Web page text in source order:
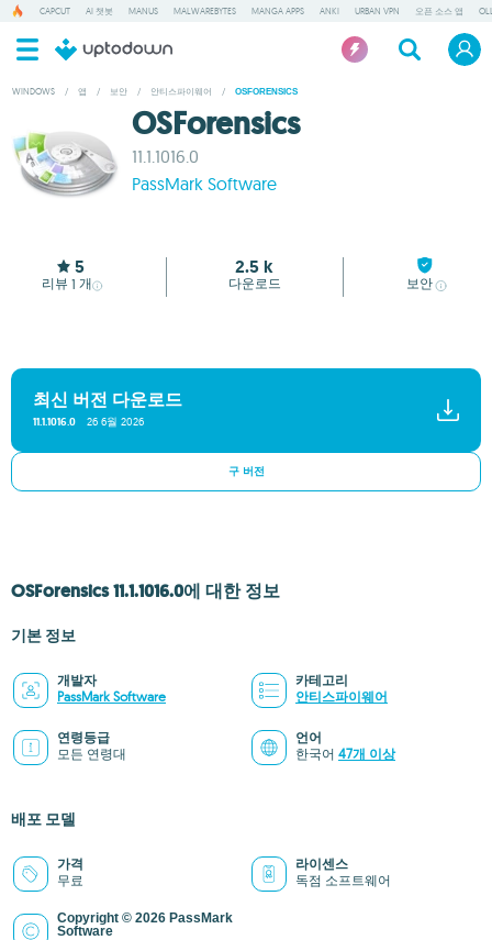
CAPCUT AI 챗봇 MANUS MALWAREBYTES MANGA APPS ANKI URBAN VPN 오픈 소스 앱
WINDOWS / 앱 / 보안 / 안티스파이웨어 / OSFORENSICS
OSForensics
11.1.1016.0
PassMark Software
5
리뷰 1 개
2.5 k
다운로드 보안
최신 버전 다운로드
11.1.1016.0 26 6월 2026
구 버전
OSForensics 11.1.1016.0에 대한 정보
기본 정보
개발자
PassMark Software
카테고리
안티스파이웨어
연령등급
모든 연령대
언어
한국어 47개 이상
배포 모델
가격
무료
라이센스
독점 소프트웨어
Copyright © 2026 PassMark
Software